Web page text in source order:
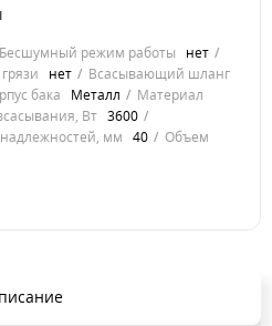
Бесшумный режим работы
нет
нет
Всасывающий шланг
бака Металл
Материал
Вт 3600
мм 40
Объем